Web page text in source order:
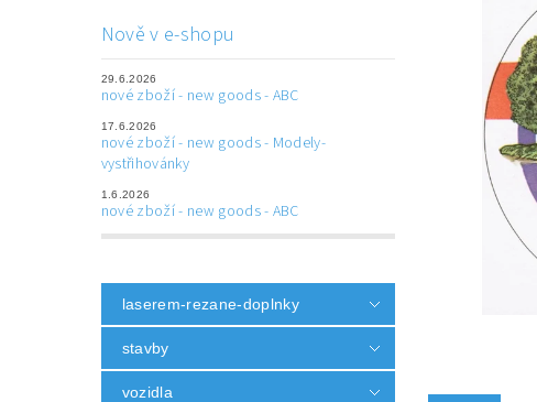
Nově v e-shopu
29.6.2026
nové zboží - new goods - ABC
17.6.2026
nové zboží - new goods - Modely-
vystřihovánky
1.6.2026
nové zboží - new goods - ABC
laserem-rezane-doplnky
stavby
vozidla